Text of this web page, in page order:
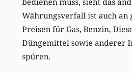
Währungsverfall ist auch an
Preisen für Gas, Benzin,
Düngemittel sowie anderer
spüren.